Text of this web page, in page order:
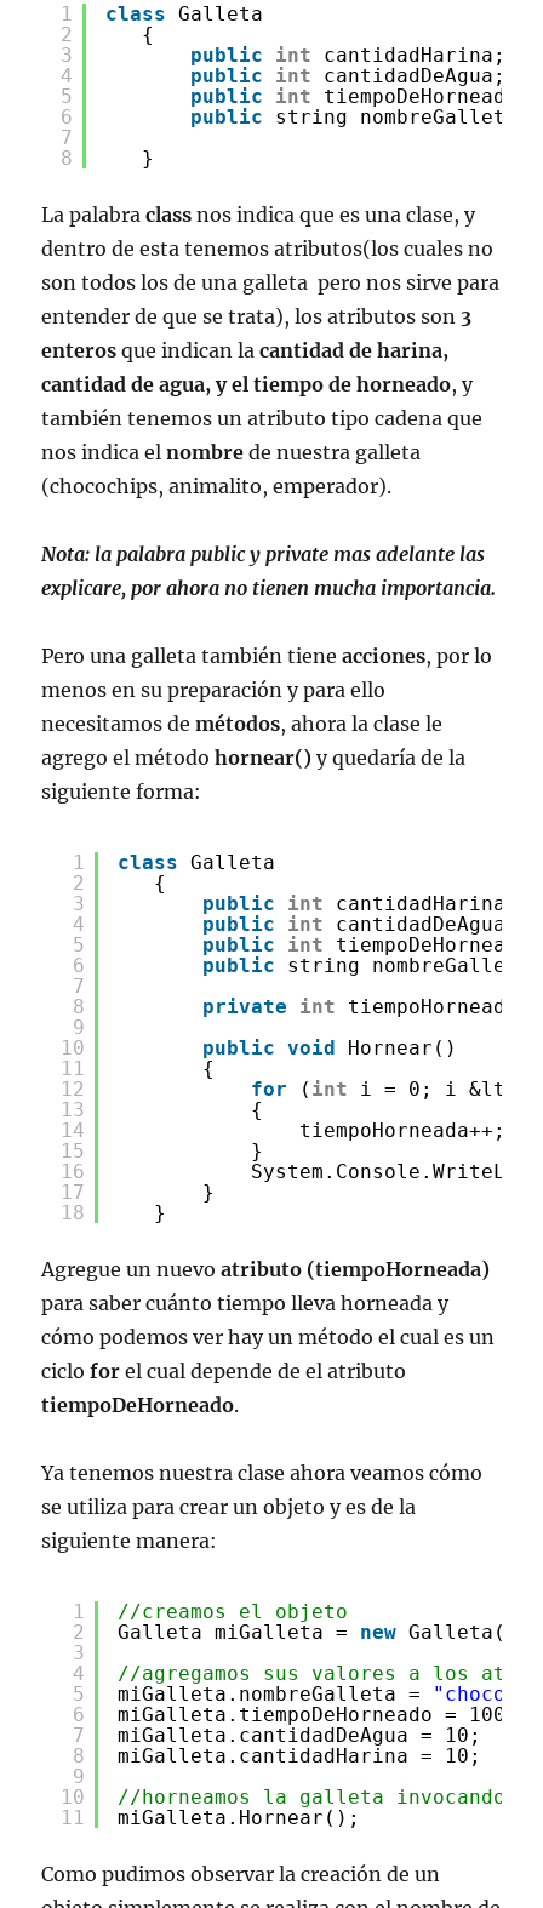
1
2
3
4
5
6
7
8
class
Galleta
{
public
int
cantidadHarina;
public
int
cantidadDeAgua;
public
int
tiempoDeHorneado;
public
string nombreGalleta;
}
La palabraclass nos indica que es una clase, y
dentro de esta tenemos atributos(los cuales no
son todos los de una galleta pero nos sirve para
entender de que se trata), los atributos son 3
enteros que indican lacantidad de harina,
cantidad de agua, y el tiempo de horneado, y
también tenemos un atributo tipo cadena que
nos indica elnombre de nuestra galleta
(chocochips, animalito, emperador).
Nota: la palabra public y private mas adelante las
explicare, por ahora no tienen mucha importancia.
Pero una galleta también tieneacciones, por lo
menos en su preparación y para ello
necesitamos de métodos, ahora la clase le
agrego el métodohornear() y quedaría de la
siguiente forma:
1
2
3
4
5
6
7
8
9
10
11
12
13
14
15
16
17
18
class
Galleta
{
public
int
cantidadHarina;
public
int
cantidadDeAgua;
public
int
tiempoDeHorneado;
public
string nombreGalleta;
private
int
tiempoHorneada;
public
void
Hornear()
{
for
( int
i = 0; i &lt;
{
tiempoHorneada++;
}
}
}
Agregue un nuevoatributo (tiempoHorneada)
para saber cuánto tiempo lleva horneada y
cómo podemos ver hay un método el cual es un
ciclofor el cual depende de el atributo
tiempoDeHorneado.
Ya tenemos nuestra clase ahora veamos cómo
se utiliza para crear un objeto y es de la
siguiente manera:
1
2
3
4
5
6
7
8
9
10
11
//creamos el objeto
Galleta miGalleta = new Galleta();
//agregamos sus valores a los
miGalleta.nombreGalleta =
miGalleta.tiempoDeHorneado = 100;
miGalleta.cantidadDeAgua = 10;
miGalleta.cantidadHarina = 10;
//horneamos la galleta invocando
miGalleta.Hornear();
Como pudimos observar la creación de un